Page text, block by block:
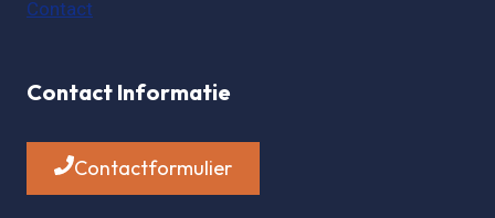
Contact
Contact Informatie
Contactformulier